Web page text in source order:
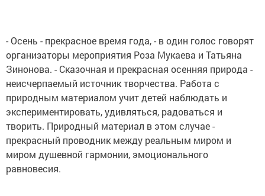
- Осень - прекрасное время года, - в один голос говорят
организаторы мероприятия Роза Мукаева и Татьяна
Зинонова. - Сказочная и прекрасная осенняя природа -
неисчерпаемый источник творчества. Работа с
природным материалом учит детей наблюдать и
экспериментировать, удивляться, радоваться и
творить. Природный материал в этом случае -
прекрасный проводник между реальным миром и
миром душевной гармонии, эмоционального
равновесия.